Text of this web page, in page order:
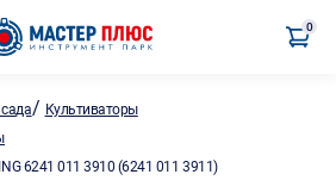
0
/ Культиваторы
6241 011 3910 (6241 011 3911)